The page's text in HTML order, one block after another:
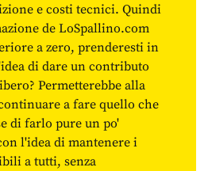
e costi tecnici. Quindi
de LoSpallino.com
a zero, prenderesti in
di dare un contributo
Permetterebbe alla
a fare quello che
di farlo pure un po'
l'idea di mantenere i
a tutti, senza